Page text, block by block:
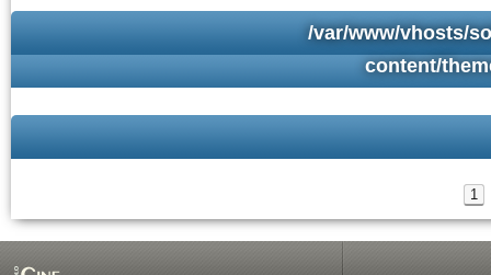
/var/www/vhosts/
content/
1